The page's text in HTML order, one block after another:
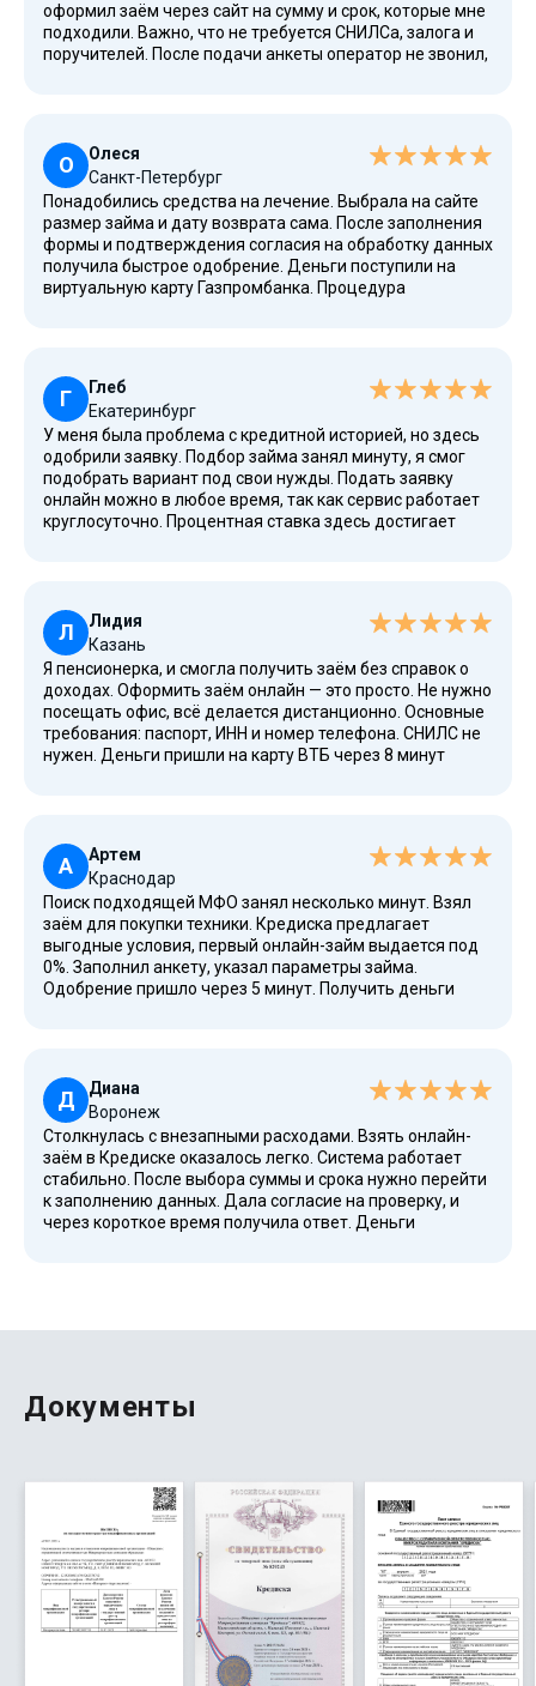
оформил заём через сайт на сумму и срок, которые мне
подходили. Важно, что не требуется СНИЛСа, залога и
поручителей. После подачи анкеты оператор не звонил,
лояльное отношение к клиентам.
О
Олеся
Санкт-Петербург
Понадобились средства на лечение. Выбрала на сайте
размер займа и дату возврата сама. После заполнения
формы и подтверждения согласия на обработку данных
получила быстрое одобрение. Деньги поступили на
виртуальную карту Газпромбанка. Процедура
Г
Глеб
Екатеринбург
У меня была проблема с кредитной историей, но здесь
одобрили заявку. Подбор займа занял минуту, я смог
подобрать вариант под свои нужды. Подать заявку
онлайн можно в любое время, так как сервис работает
круглосуточно. Процентная ставка здесь достигает
реструктуризация.
Л
Лидия
Казань
Я пенсионерка, и смогла получить заём без справок о
доходах. Оформить заём онлайн — это просто. Не нужно
посещать офис, всё делается дистанционно. Основные
требования: паспорт, ИНН и номер телефона. СНИЛС не
нужен. Деньги пришли на карту ВТБ через 8 минут
А
Артем
Краснодар
Поиск подходящей МФО занял несколько минут. Взял
заём для покупки техники. Кредиска предлагает
выгодные условия, первый онлайн-займ выдается под
0%. Заполнил анкету, указал параметры займа.
Одобрение пришло через 5 минут. Получить деньги
Д
Диана
Воронеж
Столкнулась с внезапными расходами. Взять онлайн-
заём в Кредиске оказалось легко. Система работает
стабильно. После выбора суммы и срока нужно перейти
к заполнению данных. Дала согласие на проверку, и
через короткое время получила ответ. Деньги
Документы